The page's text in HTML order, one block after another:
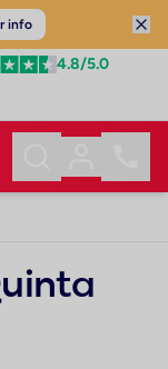
info
4.8/5.0